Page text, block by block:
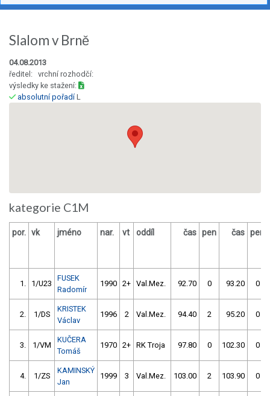
Slalom v Brně
04.08.2013
ředitel: vrchní rozhodčí:
výsledky ke stažení:
absolutní pořadíL
kategorie C1M
por. vk jméno nar. vt oddíl čas pen čas pen
1. 1/U23
FUSEK
Radomír
1990 2+ Val.Mez. 92.70 0 93.20 0
2. 1/DS
KRISTEK
Václav
1996 2 Val.Mez. 94.40 2 95.20 0
3. 1/VM
KUČERA
Tomáš
1970 2+ RK Troja 97.80 0 102.30 0
4. 1/ZS
KAMINSKÝ
Jan
1999 3 Val.Mez. 103.00 2 103.90 0